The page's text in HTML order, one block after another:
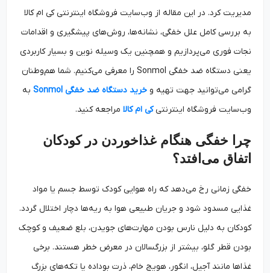
مدیریت کرد. در این مقاله از وب‌سایت‌ فروشگاه اینترنتی کی ام کالا
به بررسی کامل علل خفگی، نشانه‌ها، روش‌های پیشگیری و اقدامات
نجات فوری می‌پردازیم و همچنین یک وسیله نوین و بسیار کاربردی
یعنی دستگاه ضد خفگی Sonmol را معرفی می‌کنیم. شما هم‌وطنان
گرامی می‌توانید جهت تهیه وخرید دستگاه ضد خفگی Sonmol
به
وب‌سایت‌ فروشگاه اینترنتیکی ام کالامراجعه کنید‌.
چرا خفگی هنگام غذاخوردن در کودکان
اتفاق می‌افتد؟
خفگی زمانی رخ می‌دهد که راه هوایی کودک توسط جسم یا مواد
غذایی مسدود شود و جریان طبیعی هوا به ریه‌ها دچار اختلال گردد.
کودکان به دلیل نارس بودن مهارت‌های جویدن، بلع ضعیف و کوچک
بودن قطر گلو، بیشتر از بزرگسالان در معرض خطر هستند. برخی
غذاها مانند آجیل، انگور، هویج خام، ذرت بوداده یا تکه‌های بزرگ